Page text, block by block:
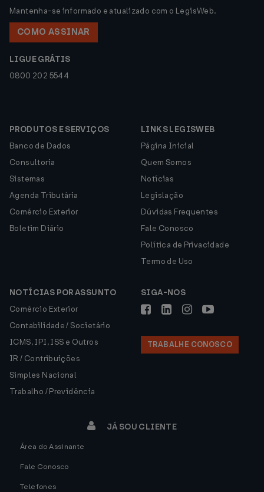
Mantenha-se informado e atualizado com o LegisWeb.
COMO ASSINAR
LIGUE GRÁTIS
0800 202 5544
PRODUTOS E SERVIÇOS
Banco de Dados
Consultoria
Sistemas
Agenda Tributária
Comércio Exterior
Boletim Diário
LINKS LEGISWEB
Página Inicial
Quem Somos
Notícias
Legislação
Dúvidas Frequentes
Fale Conosco
Política de Privacidade
Termo de Uso
NOTÍCIAS POR ASSUNTO
Comércio Exterior
Contabilidade / Societário
ICMS, IPI, ISS e Outros
IR / Contribuições
Simples Nacional
Trabalho / Previdência
SIGA-NOS
TRABALHE CONOSCO
JÁ SOU CLIENTE
Área do Assinante
Fale Conosco
Telefones